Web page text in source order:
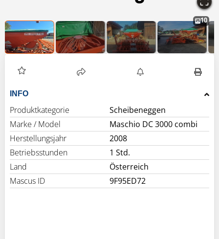
10
INFO
Produktkategorie
Scheibeneggen
Marke / Model
Maschio DC 3000 combi
Herstellungsjahr
2008
Betriebsstunden
1 Std.
Land
Österreich
Mascus ID
9F95ED72